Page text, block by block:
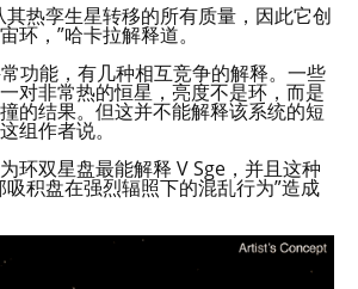
其热孪生星转移的所有质量，因此它创
环，”哈卡拉解释道。
功能，有几种相互竞争的解释。一些
对非常热的恒星，亮度不是环，而是
的结果。但这并不能解释该系统的短
组作者说。
环双星盘最能解释 V Sge，并且这种
吸积盘在强烈辐照下的混乱行为”造成